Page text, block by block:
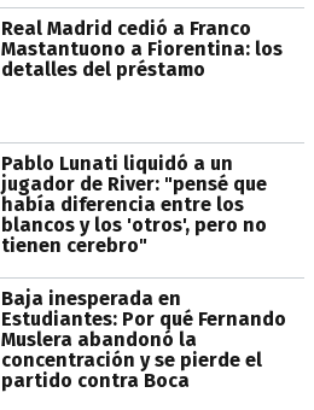
Real Madrid cedió a Franco
Mastantuono a Fiorentina: los
detalles del préstamo
Pablo Lunati liquidó a un
jugador de River: "pensé que
había diferencia entre los
blancos y los 'otros', pero no
tienen cerebro"
Baja inesperada en
Estudiantes: Por qué Fernando
Muslera abandonó la
concentración y se pierde el
partido contra Boca